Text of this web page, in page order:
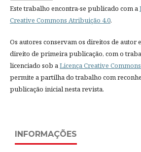
Este trabalho encontra-se publicado com a
Creative Commons Atribuição 4.0.
Os autores conservam os direitos de autor
direito de primeira publicação, com o
licenciado sob aLicença Creative
permite a partilha do trabalho com
publicação inicial nesta revista.
INFORMAÇÕES